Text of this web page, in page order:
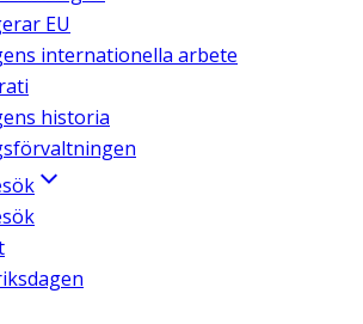
EU
internationella arbete
historia